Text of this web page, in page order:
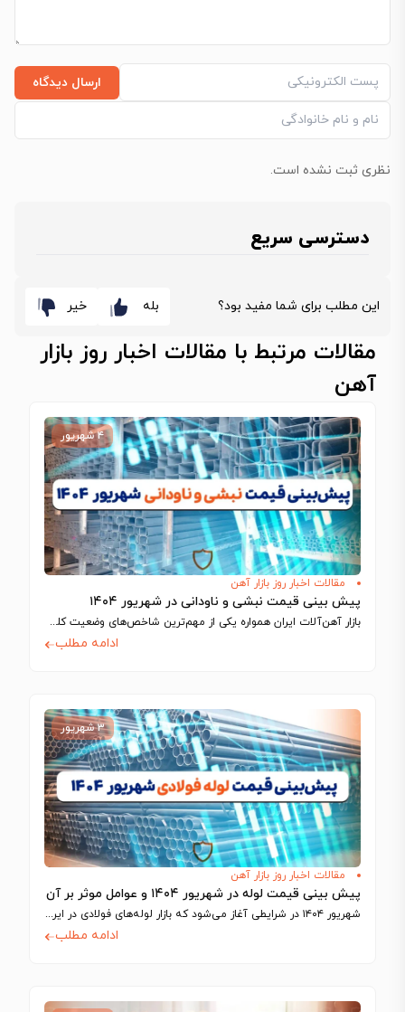
ارسال دیدگاه
نظری ثبت نشده است.
دسترسی سریع
این مطلب برای شما مفید بود؟ بله خیر
مقالات مرتبط با مقالات اخبار روز بازار
آهن
۴ شهریور
مقالات اخبار روز بازار آهن
پیش بینی قیمت نبشی و ناودانی در شهریور ۱۴۰۴
بازار آهن‌آلات ایران همواره یکی از مهم‌ترین شاخص‌های وضعیت کلی اقتصاد و صنعت کشور…
ادامه مطلب
۳ شهریور
مقالات اخبار روز بازار آهن
پیش بینی قیمت لوله در شهریور ۱۴۰۴ و عوامل موثر بر آن
شهریور ۱۴۰۴ در شرایطی آغاز می‌شود که بازار لوله‌های فولادی در ایران، به‌ویژه دو…
ادامه مطلب